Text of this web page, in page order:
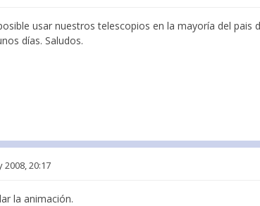
usar nuestros telescopios en la mayoría del pais
días. Saludos.
2008, 20:17
la animación.